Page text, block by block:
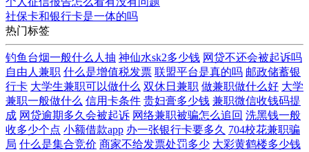
社保卡和银行卡是一体的吗
热门标签
钓鱼台烟一般什么人抽 神仙水sk2多少钱 网贷不还会被起诉吗
自由人兼职 什么是增值税发票 联盟平台是真的吗 邮政储蓄银
行卡 大学生兼职可以做什么 双休日兼职 做兼职做什么好 大学
兼职一般做什么 信用卡条件 贵妇膏多少钱 兼职微信收钱码提
成 网贷逾期多久会被起诉 网络兼职被骗怎么追回 洗黑钱一般
收多少个点 小额借款app 办一张银行卡要多久 704校花兼职骗
局 什么是集合竞价 商家不给发票处罚多少 大彩黄鹤楼多少钱